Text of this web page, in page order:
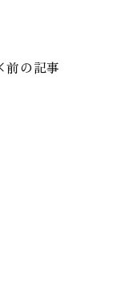
前の記事